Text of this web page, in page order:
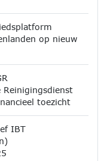
op nieuw
Reinigingsdienst
toezicht
IBT